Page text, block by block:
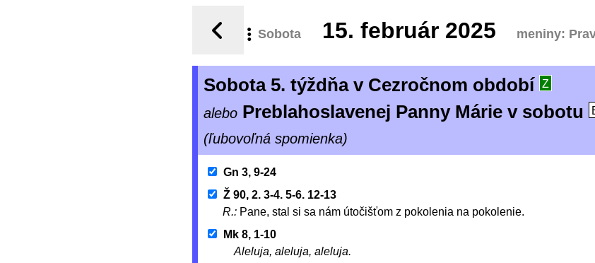
Sobota 15. február 2025 meniny:
Sobota 5. týždňa v Cezročnom období Z
alebo Preblahoslavenej Panny Márie v sobotu
(ľubovoľná spomienka)
Gn 3, 9-24
Ž 90, 2. 3-4. 5-6. 12-13
R.: Pane, stal si sa nám útočišťom z pokolenia na pokolenie.
Mk 8, 1-10
Aleluja, aleluja, aleluja.